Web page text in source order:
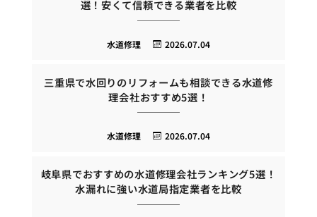
選！安くて信頼できる業者を比較
2026.07.04
水道修理
三重県で水回りのリフォームも相談できる水道修
理会社おすすめ5選！
2026.07.04
水道修理
岐阜県でおすすめの水道修理会社ランキング5選！
水漏れに強い水道局指定業者を比較